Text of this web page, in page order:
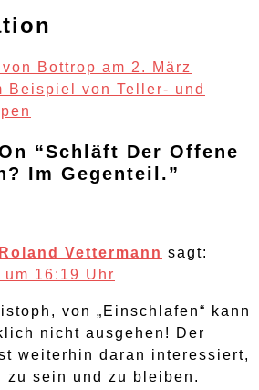
Bottrop am 2. März
Beispiel von Teller- und
“Schläft Der Offene
Im Gegenteil.”
Vettermann sagt:
16:19 Uhr
von „Einschlafen“ kann
nicht ausgehen! Der
weiterhin daran interessiert,
zu sein und zu bleiben.